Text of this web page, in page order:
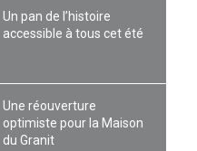
Un pan de l’histoire
accessible à tous cet été
Une réouverture
optimiste pour la Maison
du Granit